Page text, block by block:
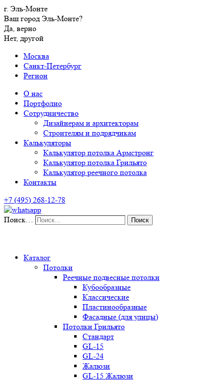
г. Эль-Монте
Ваш город Эль-Монте?
Да, верно
Нет, другой
Москва
Санкт-Петербург
Регион
О нас
Портфолио
Сотрудничество
Дизайнерам и архитекторам
Строителям и подрядчикам
Калькуляторы
Калькулятор потолка Армстронг
Калькулятор потолка Грильято
Калькулятор реечного потолка
Контакты
+7 (495) 268-12-78
Поиск… Поиск
Каталог
Потолки
Реечные подвесные потолки
Кубообразные
Классические
Пластинообразные
Фасадные (для улицы)
Потолки Грильято
Стандарт
GL-15
GL-24
Жалюзи
GL-15 Жалюзи